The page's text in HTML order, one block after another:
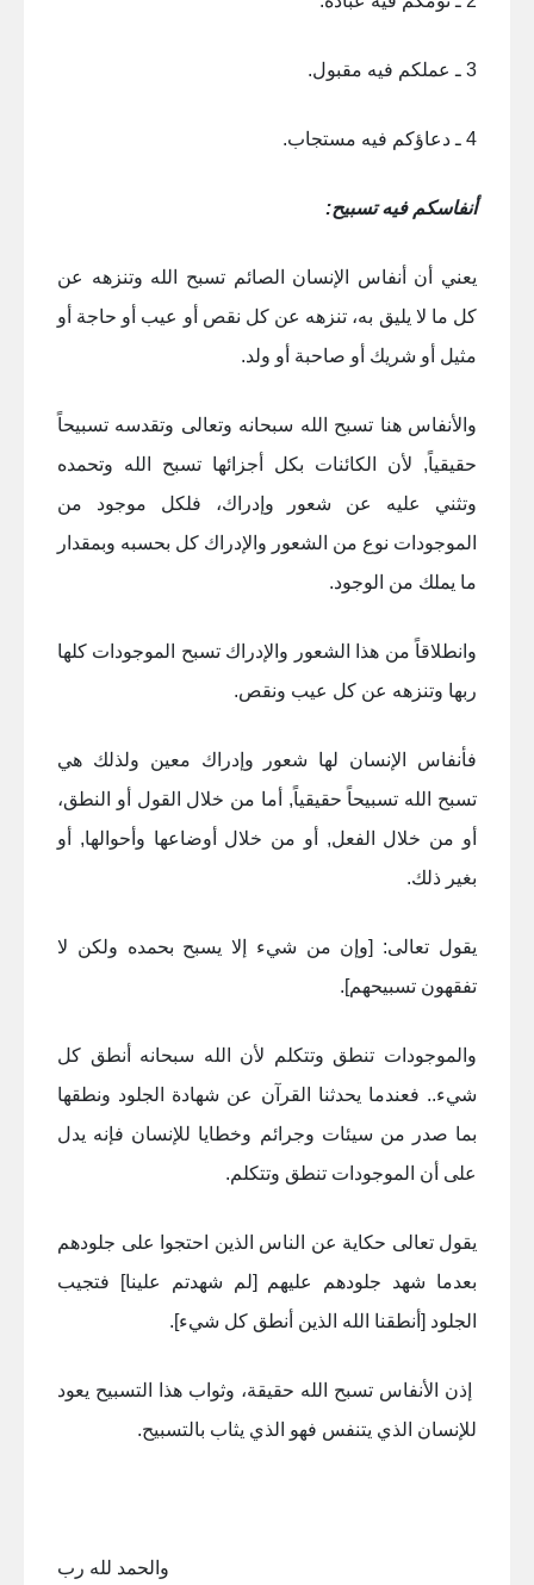
3 ـ عملكم فيه مقبول.
4 ـ دعاؤكم فيه مستجاب.
أنفاسكم فيه تسبيح:
يعني أن أنفاس الإنسان الصائم تسبح الله وتنزهه عن
كل ما لا يليق به، تنزهه عن كل نقص أو عيب أو حاجة أو
مثيل أو شريك أو صاحبة أو ولد.
والأنفاس هنا تسبح الله سبحانه وتعالى وتقدسه تسبيحاً
حقيقياً, لأن الكائنات بكل أجزائها تسبح الله وتحمده
وتثني عليه عن شعور وإدراك، فلكل موجود من
الموجودات نوع من الشعور والإدراك كل بحسبه وبمقدار
ما يملك من الوجود.
وانطلاقاً من هذا الشعور والإدراك تسبح الموجودات كلها
ربها وتنزهه عن كل عيب ونقص.
فأنفاس الإنسان لها شعور وإدراك معين ولذلك هي
تسبح الله تسبيحاً حقيقياً, أما من خلال القول أو النطق،
أو من خلال الفعل, أو من خلال أوضاعها وأحوالها, أو
بغير ذلك.
يقول تعالى: [وإن من شيء إلا يسبح بحمده ولكن لا
تفقهون تسبيحهم].
والموجودات تنطق وتتكلم لأن الله سبحانه أنطق كل
شيء.. فعندما يحدثنا القرآن عن شهادة الجلود ونطقها
بما صدر من سيئات وجرائم وخطايا للإنسان فإنه يدل
على أن الموجودات تنطق وتتكلم.
يقول تعالى حكاية عن الناس الذين احتجوا على جلودهم
بعدما شهد جلودهم عليهم [لم شهدتم علينا] فتجيب
الجلود [أنطقنا الله الذين أنطق كل شيء].
إذن الأنفاس تسبح الله حقيقة، وثواب هذا التسبيح يعود
للإنسان الذي يتنفس فهو الذي يثاب بالتسبيح.
والحمد لله رب